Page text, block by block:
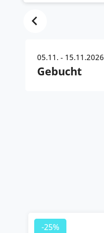
05.11. - 15.11.2026
Gebucht
-25%